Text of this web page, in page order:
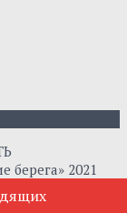
берега» 2021